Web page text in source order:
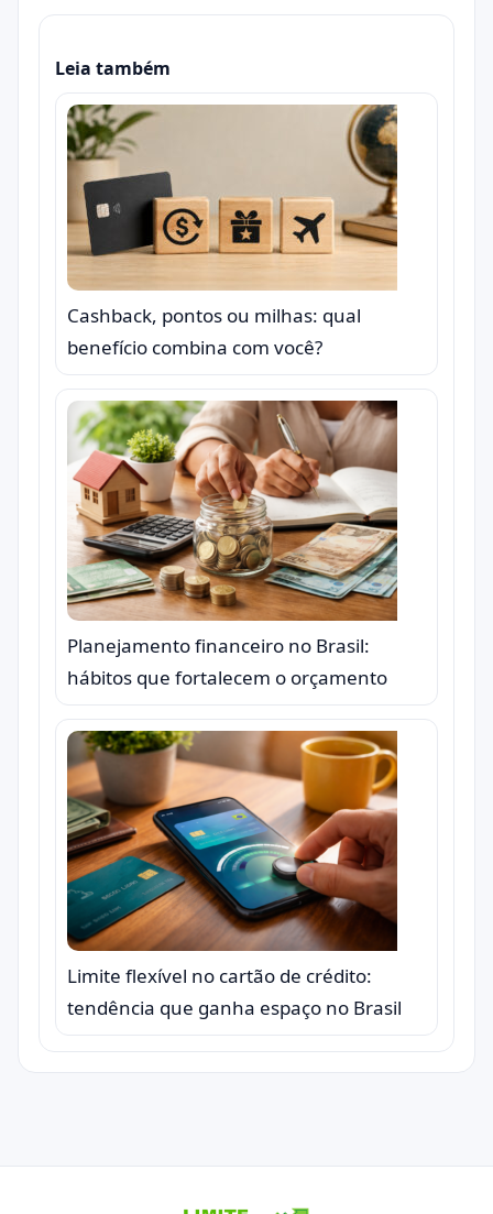
Leia também
Cashback, pontos ou milhas: qual
benefício combina com você?
Planejamento financeiro no Brasil:
hábitos que fortalecem o orçamento
Limite flexível no cartão de crédito:
tendência que ganha espaço no Brasil